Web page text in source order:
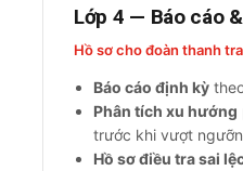
Lớp 4 — Báo cáo
Hồ sơ cho đoàn thanh tra
Báo cáo định kỳ
Phân tích xu hướng
trước khi vượt
Hồ sơ điều tra sai